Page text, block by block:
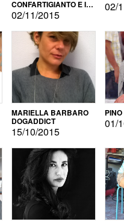
CONFARTIGIANTO E IL
SONDAGGIO
02/11/2015
02/
MARIELLA BARBARO
DOGADDICT
15/10/2015
01/